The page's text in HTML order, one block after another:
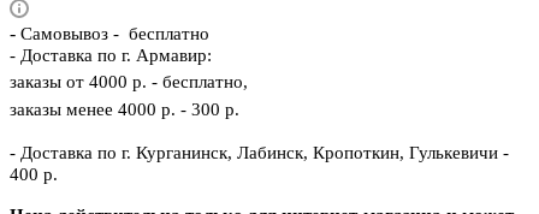
- Самовывоз - бесплатно
- Доставка по г. Армавир:
заказы от 4000 р. - бесплатно,
заказы менее 4000 р. - 300 р.
- Доставка по г. Курганинск, Лабинск, Кропоткин, Гулькевичи -
400 р.